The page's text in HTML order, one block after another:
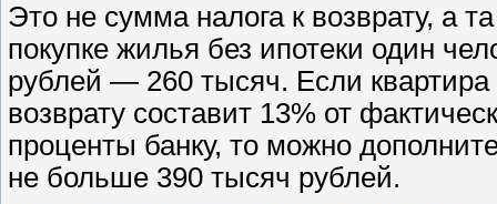
Это не сумма налога к возврату, а
покупке жилья без ипотеки один
рублей — 260 тысяч. Если
возврату составит 13% от
проценты банку, то можно
не больше 390 тысяч рублей.